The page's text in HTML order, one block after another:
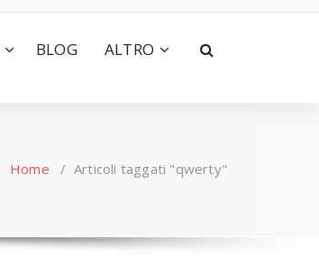
BLOG ALTRO
Home / Articoli taggati "qwerty"